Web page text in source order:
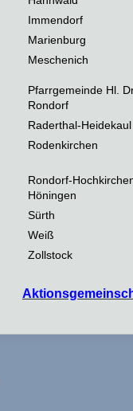
Immendorf
Marienburg
Meschenich
Pfarrgemeinde Hl.
Rondorf
Raderthal-Heidekaul
Rodenkirchen
Rondorf-
Höningen
Sürth
Weiß
Zollstock